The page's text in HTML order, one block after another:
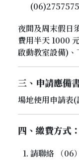
夜間及周末假日
費用半天 1000
啟動教室設備)、
三、申請應備
場地使用申請表(
四、繳費方式：
請聯絡 （06